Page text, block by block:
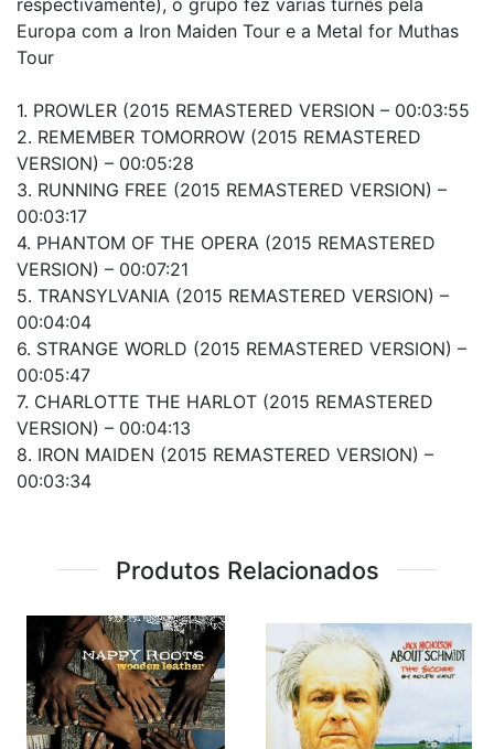
respectivamente), o grupo fez várias turnês pela
Europa com a Iron Maiden Tour e a Metal for Muthas
Tour
1. PROWLER (2015 REMASTERED VERSION – 00:03:55
2. REMEMBER TOMORROW (2015 REMASTERED
VERSION) – 00:05:28
3. RUNNING FREE (2015 REMASTERED VERSION) –
00:03:17
4. PHANTOM OF THE OPERA (2015 REMASTERED
VERSION) – 00:07:21
5. TRANSYLVANIA (2015 REMASTERED VERSION) –
00:04:04
6. STRANGE WORLD (2015 REMASTERED VERSION) –
00:05:47
7. CHARLOTTE THE HARLOT (2015 REMASTERED
VERSION) – 00:04:13
8. IRON MAIDEN (2015 REMASTERED VERSION) –
00:03:34
Produtos Relacionados